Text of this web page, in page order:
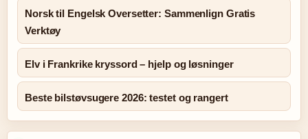
Norsk til Engelsk Oversetter: Sammenlign Gratis
Verktøy
Elv i Frankrike kryssord – hjelp og løsninger
Beste bilstøvsugere 2026: testet og rangert